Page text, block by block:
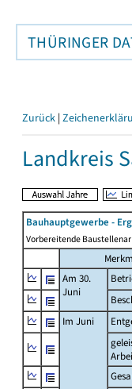
THÜRINGER
Zurück |
Landkreis
Bauhauptgewerbe -
Vorbereitende
Am 30.
Juni
Im Juni